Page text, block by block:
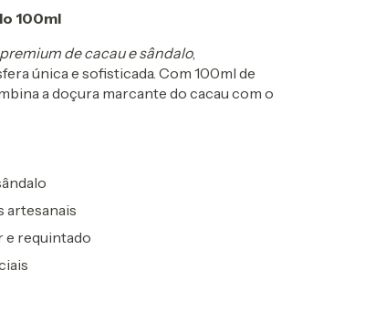
100ml
de cacau e sândalo,
única e sofisticada. Com 100ml de
a doçura marcante do cacau com o
artesanais
e requintado